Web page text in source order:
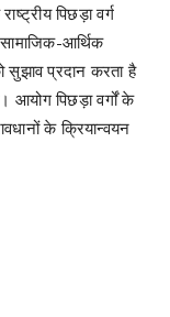
पिछड़ा वर्ग
आर्थिक
सुझाव प्रदान करता है
आयोग पिछड़ा वर्गों के
के क्रियान्वयन